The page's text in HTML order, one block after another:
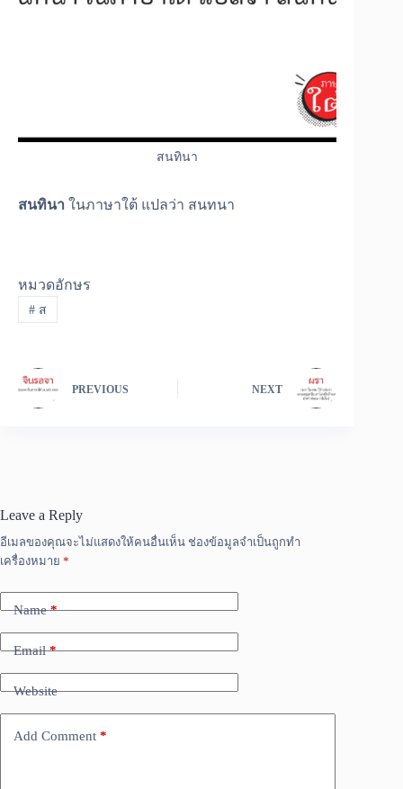
สนทินา
สนทินา ในภาษาใต้ แปลว่า สนทนา
หมวดอักษร
#ส
PREVIOUS NEXT
Leave a Reply
อีเมลของคุณจะไม่แสดงให้คนอื่นเห็น ช่องข้อมูลจำเป็นถูกทำ
เครื่องหมาย *
Name*
Email*
Website
Add Comment *